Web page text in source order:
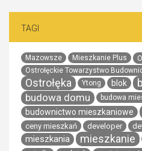
TAGI
Mazowsze Mieszkanie Plus
Ostrołęckie Towarzystwo
Ostrołęka Ytong blok
budowa domu budowa
budownictwo mieszkaniowe
ceny mieszkań developer
mieszkania mieszkanie